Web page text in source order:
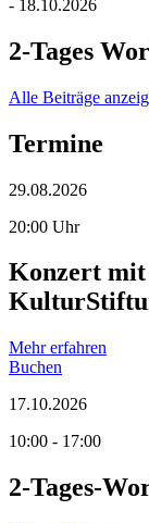
- 18.10.2026
2-Tages
Alle Beiträge
Termine
29.08.2026
20:00 Uhr
Konzert mit
Mehr erfahren
Buchen
17.10.2026
10:00 - 17:00
2-Tages-